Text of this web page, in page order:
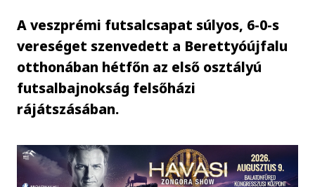
A veszprémi futsalcsapat súlyos, 6-0-s
vereséget szenvedett a Berettyóújfalu
otthonában hétfőn az első osztályú
futsalbajnokság felsőházi
rájátszásában.